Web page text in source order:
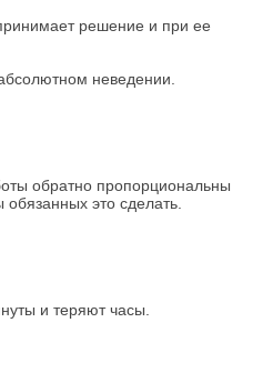
решение и при ее
неведении.
обратно пропорциональны
это сделать.
и теряют часы.